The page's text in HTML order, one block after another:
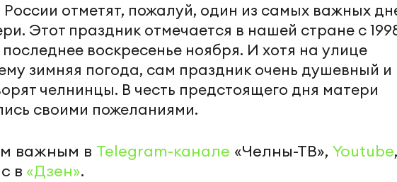
отметят, пожалуй, один из самых важных
Этот праздник отмечается в нашей стране с
воскресенье ноября. И хотя на улице
зимняя погода, сам праздник очень душевный и
челнинцы. В честь предстоящего дня матери
своими пожеланиями.
важным в Telegram-канале «Челны-ТВ», Youtube
в «Дзен».